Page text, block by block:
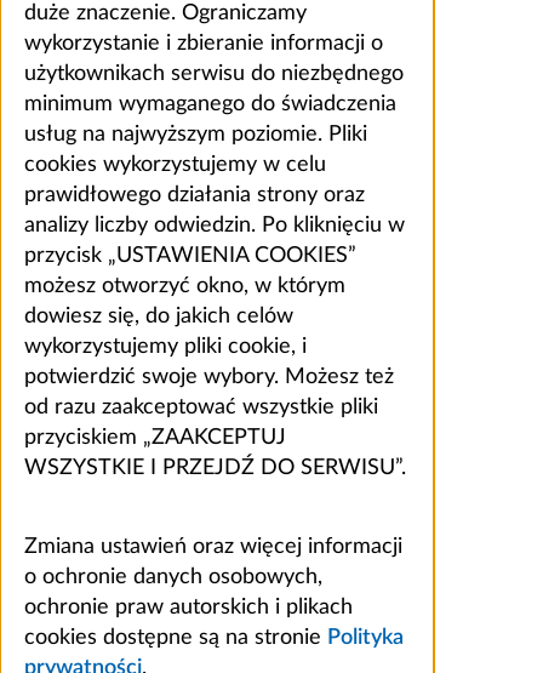
duże znaczenie. Ograniczamy
wykorzystanie i zbieranie informacji o
użytkownikach serwisu do niezbędnego
minimum wymaganego do świadczenia
usług na najwyższym poziomie. Pliki
cookies wykorzystujemy w celu
prawidłowego działania strony oraz
analizy liczby odwiedzin. Po kliknięciu w
przycisk „USTAWIENIA COOKIES”
możesz otworzyć okno, w którym
dowiesz się, do jakich celów
wykorzystujemy pliki cookie, i
potwierdzić swoje wybory. Możesz też
od razu zaakceptować wszystkie pliki
przyciskiem „ZAAKCEPTUJ
WSZYSTKIE I PRZEJDŹ DO SERWISU”.
Zmiana ustawień oraz więcej informacji
o ochronie danych osobowych,
ochronie praw autorskich i plikach
cookies dostępne są na stronie Polityka
prywatności.